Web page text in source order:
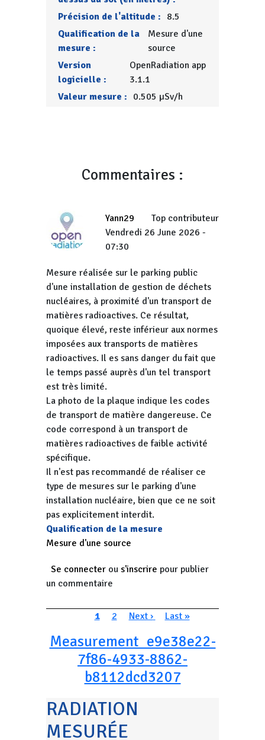
Précision de l'altitude : 8.5
Qualification de la
mesure :
Mesure d'une
source
Version
logicielle :
OpenRadiation app
3.1.1
Valeur mesure : 0.505 µSv/h
Commentaires :
Yann29
Top contributeur
Vendredi 26 June 2026 -
07:30
Mesure réalisée sur le parking public
d'une installation de gestion de déchets
nucléaires, à proximité d'un transport de
matières radioactives. Ce résultat,
quoique élevé, reste inférieur aux normes
imposées aux transports de matières
radioactives. Il es sans danger du fait que
le temps passé auprès d'un tel transport
est très limité.
La photo de la plaque indique les codes
de transport de matière dangereuse. Ce
code correspond à un transport de
matières radioactives de faible activité
spécifique.
Il n'est pas recommandé de réaliser ce
type de mesures sur le parking d'une
installation nucléaire, bien que ce ne soit
pas explicitement interdit.
Qualification de la mesure
Mesure d'une source
Se connecter ou s'inscrire pour publier
un commentaire
PaginationPage courante
1 Page
2 Page suivante
Next › Dernière page
Last »
Measurement_e9e38e22-
7f86-4933-8862-
b8112dcd3207
RADIATION
MESURÉE